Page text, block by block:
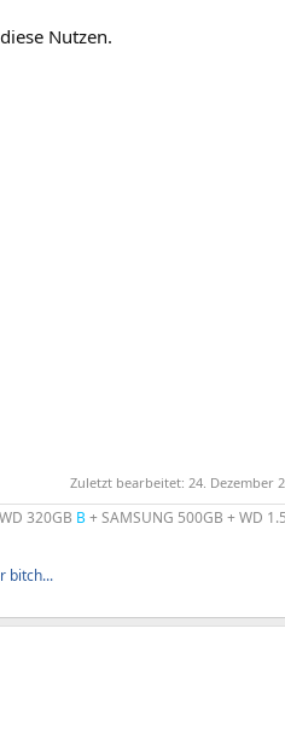
Nutzen.
Zuletzt bearbeitet: 24. Dezember
320GB B+ SAMSUNG 500GB + WD
bitch...